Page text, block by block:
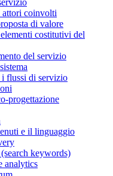
attori coinvolti
di valore
costitutivi del
del servizio
i flussi di servizio
progettazione
e il linguaggio
keywords)
analytics